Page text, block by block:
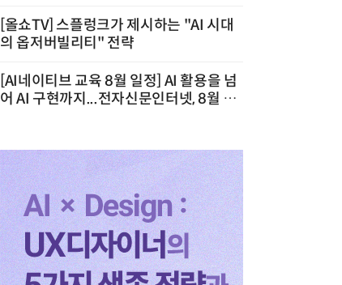
[올쇼TV] 스플렁크가 제시하는 "AI 시대
의 옵저버빌리티" 전략
[AI네이티브 교육 8월 일정] AI 활용을 넘
어 AI 구현까지...전자신문인터넷, 8월 실